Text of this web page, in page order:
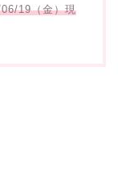
19（金）現